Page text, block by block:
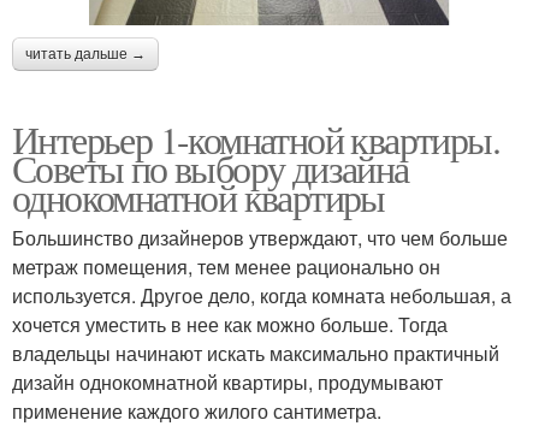
читать дальше →
Интерьер 1-комнатной квартиры.
Советы по выбору дизайна
однокомнатной квартиры
Большинство дизайнеров утверждают, что чем больше
метраж помещения, тем менее рационально он
используется. Другое дело, когда комната небольшая, а
хочется уместить в нее как можно больше. Тогда
владельцы начинают искать максимально практичный
дизайн однокомнатной квартиры, продумывают
применение каждого жилого сантиметра.